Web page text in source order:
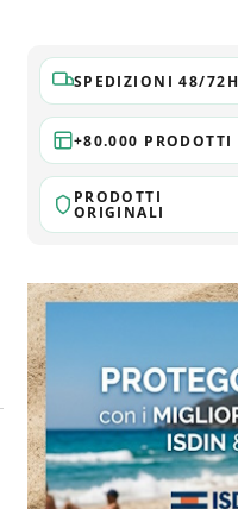
SPEDIZIONI 48/72H
+80.000 PRODOTTI
PRODOTTI
ORIGINALI